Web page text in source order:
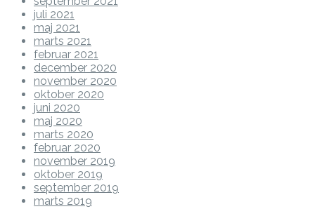
juli 2021
maj 2021
marts 2021
februar 2021
december 2020
november 2020
oktober 2020
juni 2020
maj 2020
marts 2020
februar 2020
november 2019
oktober 2019
september 2019
marts 2019